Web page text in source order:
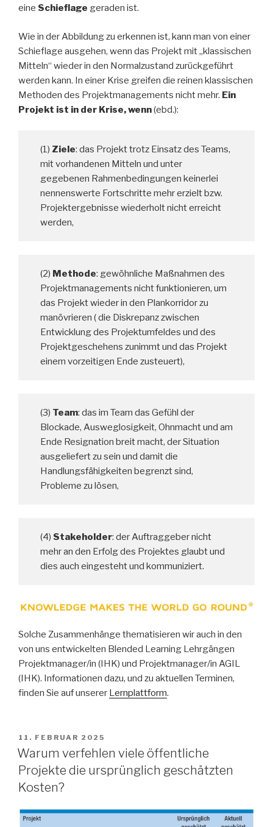
eine Schieflage geraden ist.
Wie in der Abbildung zu erkennen ist, kann man von einer
Schieflage ausgehen, wenn das Projekt mit „klassischen
Mitteln“ wieder in den Normalzustand zurückgeführt
werden kann. In einer Krise greifen die reinen klassischen
Methoden des Projektmanagements nicht mehr. Ein
Projekt ist in der Krise, wenn(ebd.):
(1) Ziele: das Projekt trotz Einsatz des Teams,
mit vorhandenen Mitteln und unter
gegebenen Rahmenbedingungen keinerlei
nennenswerte Fortschritte mehr erzielt bzw.
Projektergebnisse wiederholt nicht erreicht
werden,
(2) Methode: gewöhnliche Maßnahmen des
Projektmanagements nicht funktionieren, um
das Projekt wieder in den Plankorridor zu
manövrieren ( die Diskrepanz zwischen
Entwicklung des Projektumfeldes und des
Projektgeschehens zunimmt und das Projekt
einem vorzeitigen Ende zusteuert),
(3) Team: das im Team das Gefühl der
Blockade, Ausweglosigkeit, Ohnmacht und am
Ende Resignation breit macht, der Situation
ausgeliefert zu sein und damit die
Handlungsfähigkeiten begrenzt sind,
Probleme zu lösen,
(4) Stakeholder: der Auftraggeber nicht
mehr an den Erfolg des Projektes glaubt und
dies auch eingesteht und kommuniziert.
Solche Zusammenhänge thematisieren wir auch in den
von uns entwickelten Blended Learning Lehrgängen
Projektmanager/in (IHK) und Projektmanager/in AGIL
(IHK). Informationen dazu, und zu aktuellen Terminen,
finden Sie auf unserer Lernplattform.
VERÖFFENTLICHT
AM
11. FEBRUAR 2025
Warum verfehlen viele öffentliche
Projekte die ursprünglich geschätzten
Kosten?